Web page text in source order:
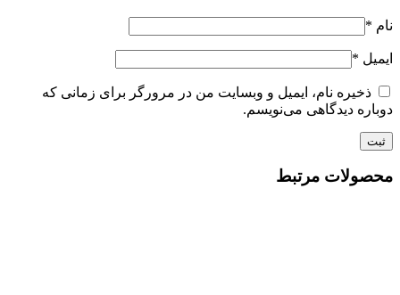
نام *
ایمیل *
ذخیره نام، ایمیل و وبسایت من در مرورگر برای زمانی که
دوباره دیدگاهی می‌نویسم.
محصولات مرتبط